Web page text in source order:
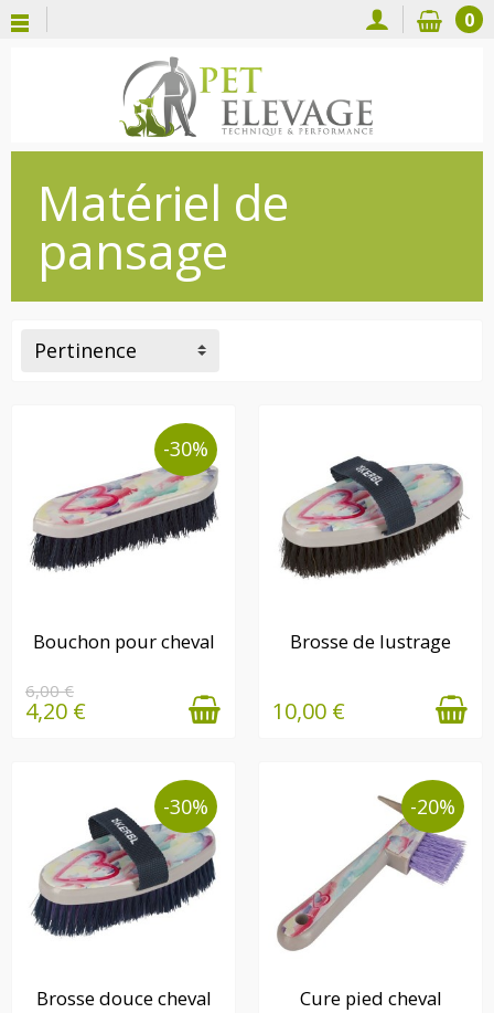
0
Matériel de
pansage
Pertinence
-30%
EN STOCK
Bouchon pour cheval
6,00 €
4,20 €
EN STOCK
Brosse de lustrage
10,00 €
-30%
EN STOCK
Brosse douce cheval
-20%
EN STOCK
Cure pied cheval